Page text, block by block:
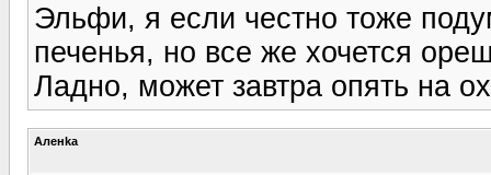
Эльфи, я если честно тоже
печенья, но все же хочется
Ладно, может завтра опять на
Аленka